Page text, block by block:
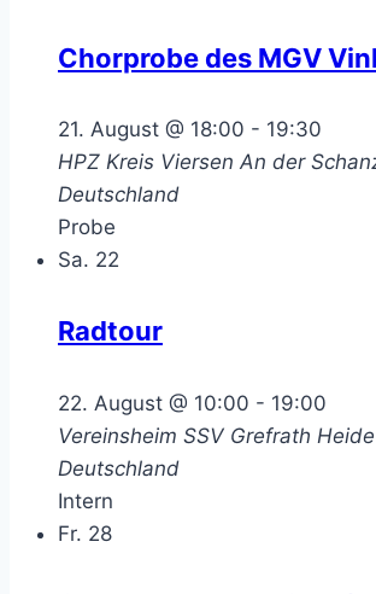
Chorprobe des MGV
21. August @ 18:00 - 19:30
HPZ Kreis Viersen An der
Deutschland
Probe
Sa. 22
Radtour
22. August @ 10:00 - 19:00
Vereinsheim SSV Grefrath
Deutschland
Intern
Fr. 28